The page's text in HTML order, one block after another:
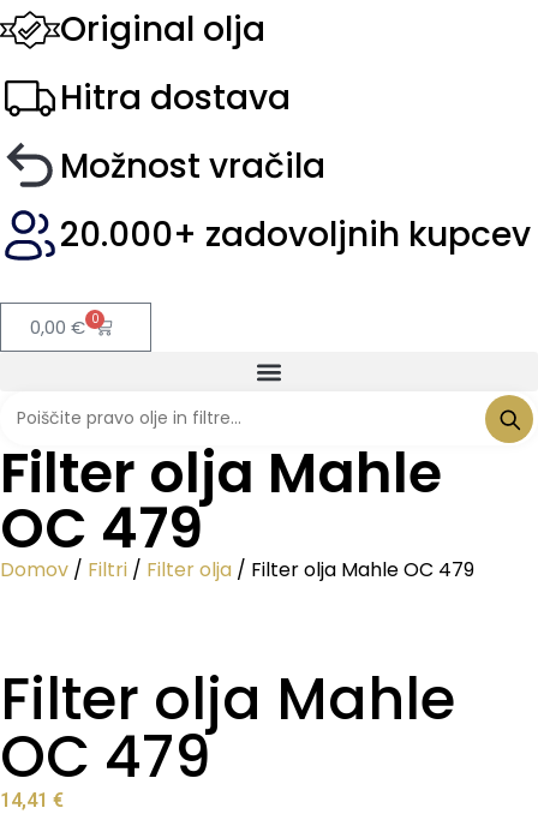
Original olja
Hitra dostava
Možnost vračila
20.000+ zadovoljnih kupcev
0,00 € 0
Filter olja Mahle
OC 479
Domov / Filtri / Filter olja / Filter olja Mahle OC 479
Filter olja Mahle
OC 479
14,41 €